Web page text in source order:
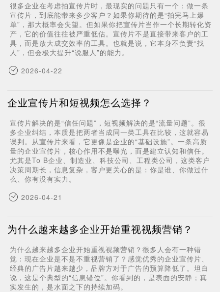
很多企业在考虑拍宣传片时，最现实的问题只有一个：做一条
宣传片，到底能带来多少客户？如果你期待的是“拍完马上爆
单”，那大概率会失望。但如果你把宣传片当作一个长期转化资
产，它的价值往往被严重低估。宣传片不是直接带来客户的工
具，而是放大成交效率的工具。也就是说，它本身不负责“找
人”，但会极大提升“说服人”的能力。
2026-04-22
企业宣传片和短视频怎么选择？
宣传片解决的是“信任问题”，短视频解决的是“流量问题”。很
多企业纠结，本质是把两者当成同一类工具在比较，这就容易
误判。从宣传片来看，它更像是企业的“基础设施”。一条高质
量的企业宣传片，核心作用不是曝光，而是建立认知和信任。
尤其是To B企业、制造业、科技公司、工程类公司，这类客户
决策周期长，信息复杂，客户更关心的是：你是谁、你做过什
么、你有没有实力。
2026-04-21
为什么越来越多企业开始重视视频营销？
为什么越来越多企业开始重视视频营销？很多人会有一种错
觉：现在企业是不是不重视营销了？感觉优秀的企业宣传片、
经典的广告片越来越少，品牌方对于广告的预算降低了。坦白
说，这是个典型的“信息错位”。你看到的，是表面的安静；真
实发生的，是水面之下的持续加码。